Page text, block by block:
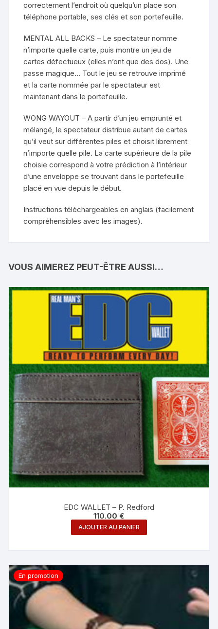
correctement l’endroit où quelqu’un place son
téléphone portable, ses clés et son portefeuille.
MENTAL ALL BACKS – Le spectateur nomme
n’importe quelle carte, puis montre un jeu de
cartes défectueux (elles n’ont que des dos). Une
passe magique… Tout le jeu se retrouve imprimé
et la carte nommée par le spectateur est
maintenant dans le portefeuille.
WONG WAYOUT – A partir d’un jeu emprunté et
mélangé, le spectateur distribue autant de cartes
qu’il veut sur différentes piles et choisit librement
n’importe quelle pile. La carte supérieure de la pile
choisie correspond à votre prédiction à l’intérieur
d’une enveloppe se trouvant dans le portefeuille
placé en vue depuis le début.
Instructions téléchargeables en anglais (facilement
compréhensibles avec les images).
VOUS AIMEREZ PEUT-ÊTRE AUSSI…
EDC WALLET – P. Redford
110.00€
AJOUTER AU PANIER
En promotion